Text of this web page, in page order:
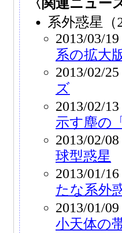
〈関連ニュー
系外惑星（
2013/03/
系の拡大
2013/02/
ズ
2013/02/
示す塵の
2013/02/
球型惑星
2013/01/
たな系外
2013/01/
小天体の